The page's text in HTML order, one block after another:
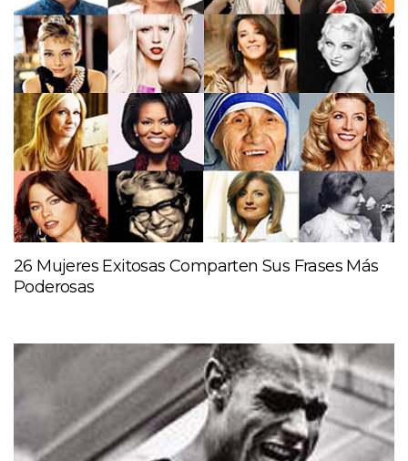
26 Mujeres Exitosas Comparten Sus Frases Más
Poderosas